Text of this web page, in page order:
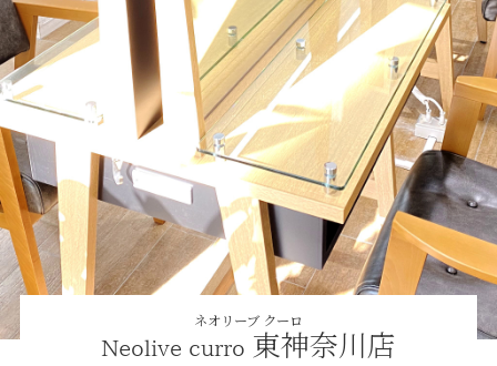
ネオリーブ クーロ
Neolive curro 東神奈川店